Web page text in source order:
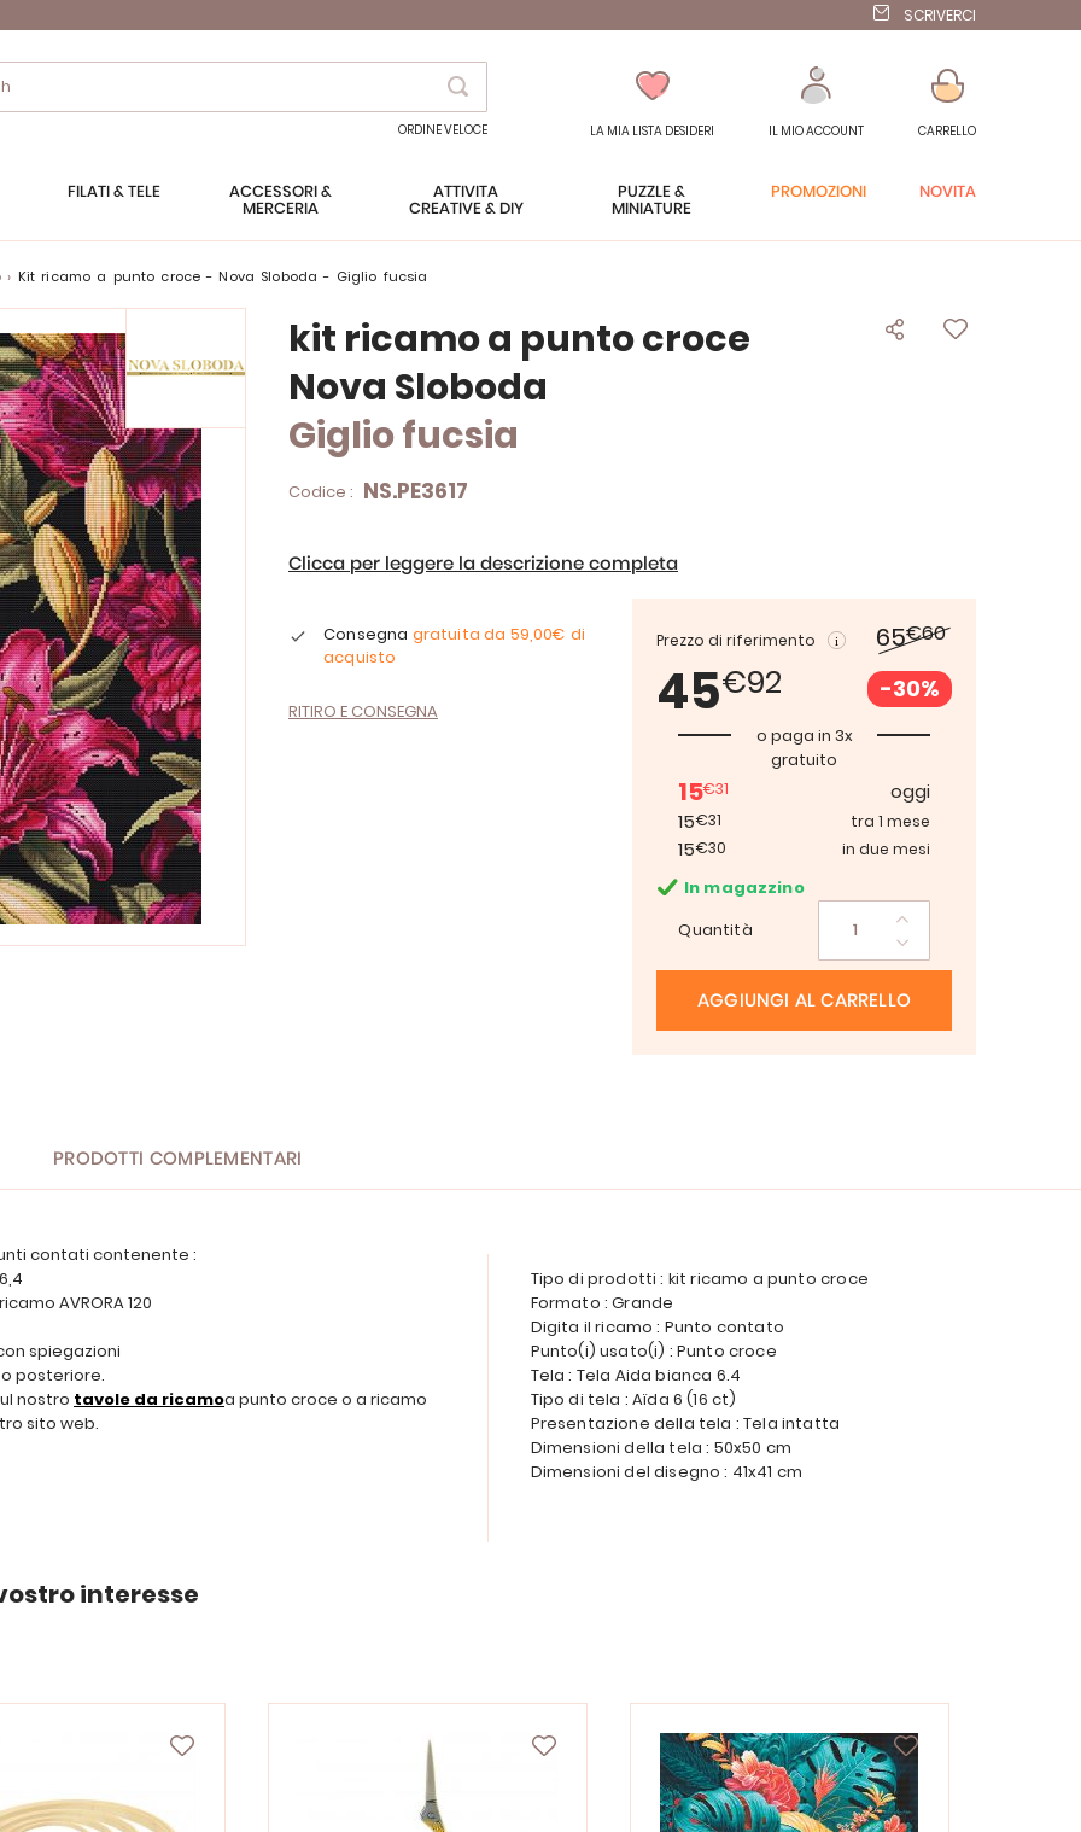
SCRIVERCI
Search
ORDINE VELOCE LA MIA LISTA DESIDERI IL MIO ACCOUNT CARRELLO
FILATI & TELE
ACCESSORI &
MERCERIA
ATTIVITÀ
CREATIVE & DIY
PUZZLE &
MINIATURE
PROMOZIONI NOVITÀ
kit ricamo a punto croce - Nova Sloboda - Giglio fucsia
kit ricamo a punto croce
Nova Sloboda
Giglio fucsia
Codice : NS.PE3617
Clicca per leggere la descrizione completa
Prezzo di riferimento 65€60
45€92 -30%
o paga in 3x
gratuito
15€31
oggi
15€31 tra 1 mese
15€30 in due mesi
In magazzino
Quantità
AGGIUNGI AL CARRELLO
Consegna gratuita da 59,00€ di
acquisto
RITIRO E CONSEGNA
PRODOTTI COMPLEMENTARI
contati contenente :
AVRORA 120
spiegazioni
posteriore.
nostro tavole da ricamoa punto croce o a ricamo
sito web.
Tipo di prodotti : kit ricamo a punto croce
Formato : Grande
Digita il ricamo : Punto contato
Punto(i) usato(i) : Punto croce
Tela : Tela Aida bianca 6.4
Tipo di tela : Aïda 6 (16 ct)
Presentazione della tela : Tela intatta
Dimensioni della tela : 50x50 cm
Dimensioni del disegno : 41x41 cm
interesse